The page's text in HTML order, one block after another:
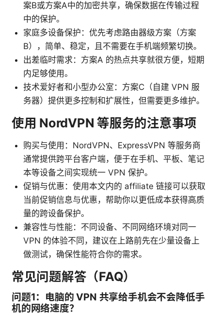
案B或方案A中的加密共享，确保数据在传输过程
中的保护。
家庭多设备保护：优先考虑路由器级方案（方案
B），简单、稳定，且不需要在手机端频繁切换。
出差临时需求：方案A 的热点共享就很方便，短期
内足够使用。
技术爱好者和小型办公室：方案C（自建 VPN 服
务器）提供更多控制和扩展性，但需要更多维护。
使用 NordVPN 等服务的注意事项
购买与使用：NordVPN、ExpressVPN 等服务商
通常提供跨平台客户端，便于在手机、平板、笔记
本等设备之间实现统一 VPN 保护。
促销与优惠：使用本文内的 affiliate 链接可以获取
当前促销信息与优惠，帮助你以更低成本获得高质
量的跨设备保护。
兼容性与性能：不同设备、不同网络环境对同一
VPN 的体验不同，建议在上路前先在少量设备上
做测试，确保性能符合你的需求。
常见问题解答（FAQ）
问题1：电脑的 VPN 共享给手机会不会降低手
机的网络速度？